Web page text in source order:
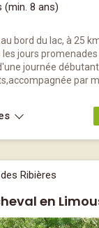
(min. 8 ans)
bord du lac, à 25
jours promenades
journée
par
Ribières
en